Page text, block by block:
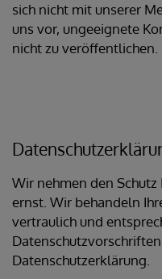
sich nicht mit unserer
uns vor, ungeeignete
nicht zu veröffentlichen.
Wir nehmen den
ernst. Wir behandeln
vertraulich und
Datenschutzerklärung.